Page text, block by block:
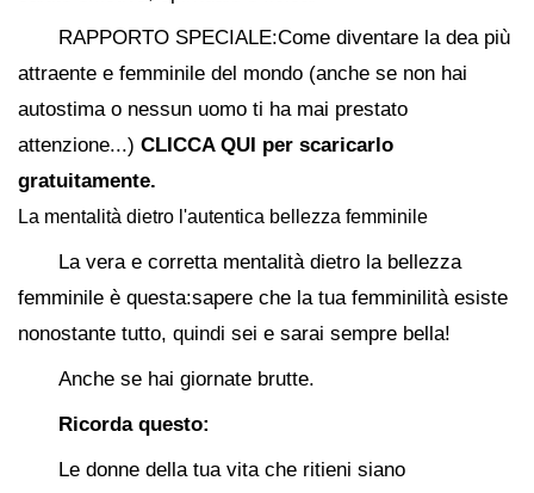
RAPPORTO SPECIALE:Come diventare la dea più
attraente e femminile del mondo (anche se non hai
autostima o nessun uomo ti ha mai prestato
attenzione...) CLICCA QUI per scaricarlo
gratuitamente.
La mentalità dietro l'autentica bellezza femminile
La vera e corretta mentalità dietro la bellezza
femminile è questa:sapere che la tua femminilità esiste
nonostante tutto, quindi sei e sarai sempre bella!
Anche se hai giornate brutte.
Ricorda questo:
Le donne della tua vita che ritieni siano